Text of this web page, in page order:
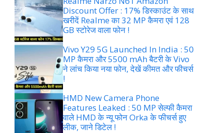
Discount Offer : 17% डिस्काउंट के साथ
खरीदें Realme का 32 MP कैमरा एवं 128
GB स्टोरेज वाला फोन !
Vivo Y29 5G Launched In India : 50
MP कैमरा और 5500 mAh बैटरी के Vivo
ने लांच किया नया फोन, देखें कीमत और फीचर्स
!
HMD New Camera Phone
Features Leaked : 50 MP सेल्फी कैमरा
वाले HMD के न्यू फोन Orka के फीचर्स हुए
लीक, जाने डिटेल !